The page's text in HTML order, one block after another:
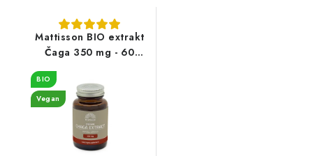
Mattisson BIO extrakt
Čaga 350 mg - 60
BIO
Vegan